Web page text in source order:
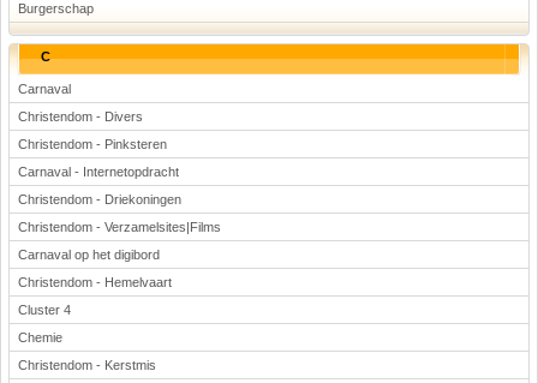
Burgerschap
C
Carnaval
Christendom - Divers
Christendom - Pinksteren
Carnaval - Internetopdracht
Christendom - Driekoningen
Christendom - Verzamelsites|Films
Carnaval op het digibord
Christendom - Hemelvaart
Cluster 4
Chemie
Christendom - Kerstmis